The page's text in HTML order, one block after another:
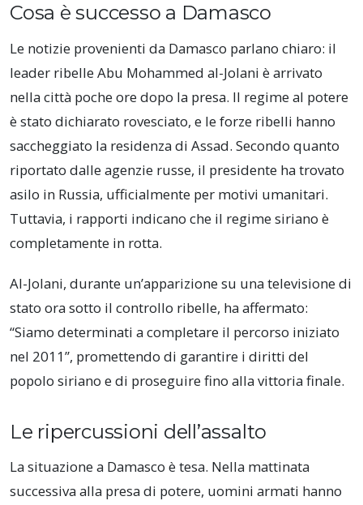
Cosa è successo a Damasco
Le notizie provenienti da Damasco parlano chiaro: il
leader ribelle Abu Mohammed al-Jolani è arrivato
nella città poche ore dopo la presa. Il regime al potere
è stato dichiarato rovesciato, e le forze ribelli hanno
saccheggiato la residenza di Assad. Secondo quanto
riportato dalle agenzie russe, il presidente ha trovato
asilo in Russia, ufficialmente per motivi umanitari.
Tuttavia, i rapporti indicano che il regime siriano è
completamente in rotta.
Al-Jolani, durante un’apparizione su una televisione di
stato ora sotto il controllo ribelle, ha affermato:
“Siamo determinati a completare il percorso iniziato
nel 2011”, promettendo di garantire i diritti del
popolo siriano e di proseguire fino alla vittoria finale.
Le ripercussioni dell’assalto
La situazione a Damasco è tesa. Nella mattinata
successiva alla presa di potere, uomini armati hanno